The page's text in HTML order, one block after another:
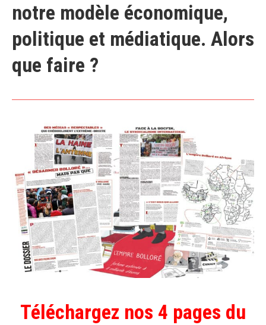
notre modèle économique,
politique et médiatique. Alors
que faire ?
Téléchargez nos 4 pages du